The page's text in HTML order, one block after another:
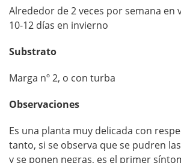
Alrededor de 2 veces por semana en
10-12 días en invierno
Substrato
Marga nº 2, o con turba
Observaciones
Es una planta muy delicada con
tanto, si se observa que se pudren
y se ponen negras, es el primer